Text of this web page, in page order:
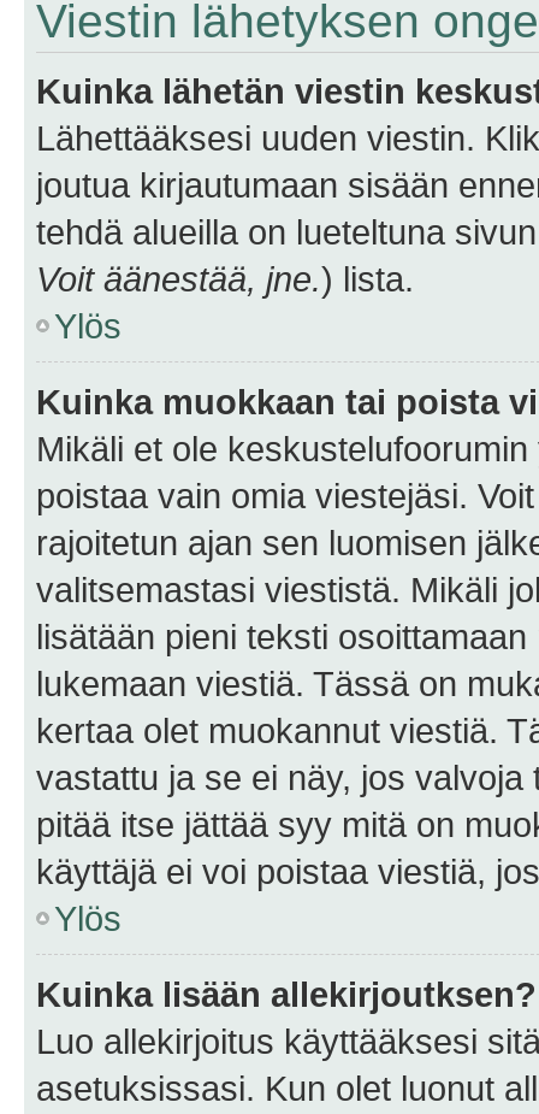
Viestin lähetyksen
Kuinka lähetän viestin
Lähettääksesi uuden viestin.
joutua kirjautumaan sisään
tehdä alueilla on lueteltuna
Voit äänestää, jne.) lista.
Ylös
Kuinka muokkaan tai poista
Mikäli et ole
poistaa vain omia viestejäsi.
rajoitetun ajan sen luomisen
valitsemastasi viestistä. Mikäli
lisätään pieni teksti
lukemaan viestiä. Tässä on
kertaa olet muokannut viestiä.
vastattu ja se ei näy, jos
pitää itse jättää syy mitä on
käyttäjä ei voi poistaa viestiä,
Ylös
Kuinka lisään allekirjoutksen?
Luo allekirjoitus käyttääksesi
asetuksissasi. Kun olet luonut